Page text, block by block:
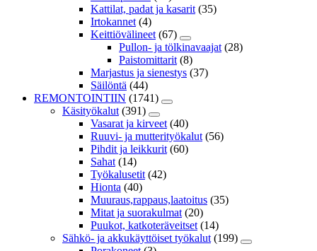
Kattilat, padat ja kasarit (35)
Irtokannet (4)
Keittiövälineet (67)
Pullon- ja tölkinavaajat (28)
Paistomittarit (8)
Marjastus ja sienestys (37)
Säilöntä (44)
REMONTOINTIIN (1741)
Käsityökalut (391)
Vasarat ja kirveet (40)
Ruuvi- ja mutterityökalut (56)
Pihdit ja leikkurit (60)
Sahat (14)
Työkalusetit (42)
Hionta (40)
Muuraus,rappaus,laatoitus (35)
Mitat ja suorakulmat (20)
Puukot, katkoteräveitset (14)
Sähkö- ja akkukäyttöiset työkalut (199)